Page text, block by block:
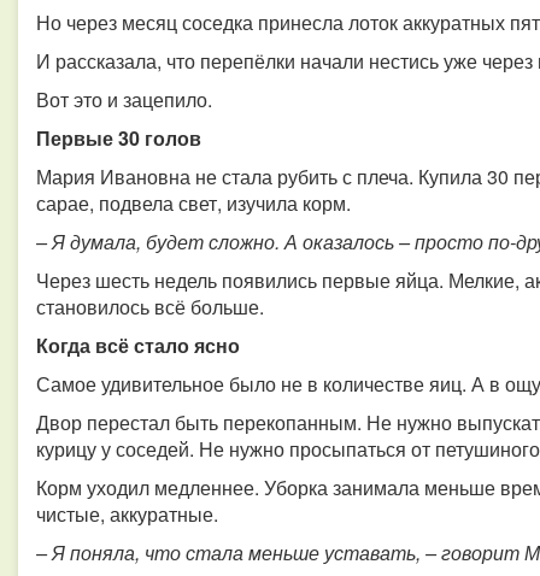
Но через месяц соседка принесла лоток аккуратных
И рассказала, что перепёлки начали нестись уже
Вот это и зацепило.
Первые 30 голов
Мария Ивановна не стала рубить с плеча. Купила 30
сарае, подвела свет, изучила корм.
– Я думала, будет сложно. А оказалось – просто по-
Через шесть недель появились первые яйца. Мелкие,
становилось всё больше.
Когда всё стало ясно
Самое удивительное было не в количестве яиц. А в
Двор перестал быть перекопанным. Не нужно
курицу у соседей. Не нужно просыпаться от
Корм уходил медленнее. Уборка занимала меньше
чистые, аккуратные.
– Я поняла, что стала меньше уставать, – говорит